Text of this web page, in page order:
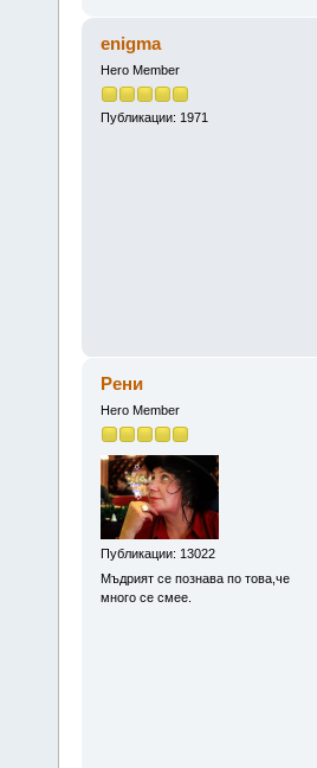
enigma
Hero Member
Публикации: 1971
Рени
Hero Member
Публикации: 13022
Мъдрият се познава по това,че
много се смее.